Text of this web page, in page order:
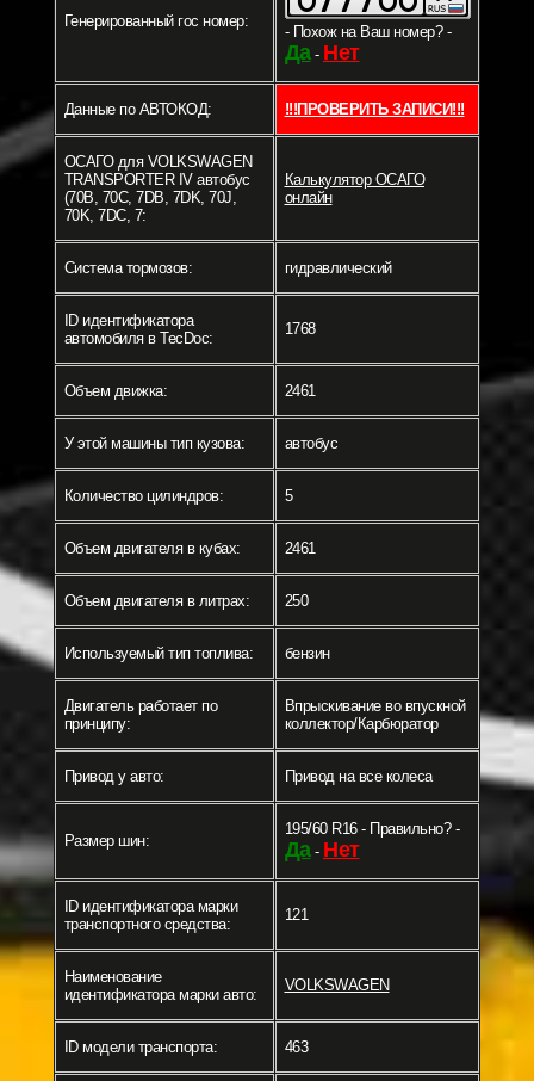
Генерированный гос номер:
- Похож на Ваш номер? -
Да- Нет
Данные по АВТОКОД: !!!ПРОВЕРИТЬ ЗАПИСИ!!!
ОСАГО для VOLKSWAGEN
TRANSPORTER IV автобус
(70B, 70C, 7DB, 7DK, 70J,
70K, 7DC, 7:
Калькулятор ОСАГО
онлайн
Система тормозов: гидравлический
ID идентификатора
автомобиля в TecDoc:
1768
Объем движка: 2461
У этой машины тип кузова: автобус
Количество цилиндров: 5
Объем двигателя в кубах: 2461
Объем двигателя в литрах: 250
Используемый тип топлива: бензин
Двигатель работает по
принципу:
Впрыскивание во впускной
коллектор/Карбюратор
Привод у авто: Привод на все колеса
Размер шин:
195/60 R16 - Правильно? -
Да- Нет
ID идентификатора марки
транспортного средства:
121
Наименование
идентификатора марки авто:
VOLKSWAGEN
ID модели транспорта: 463